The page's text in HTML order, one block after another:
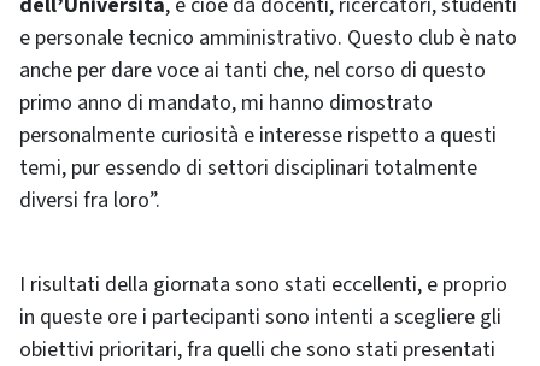
e personale tecnico amministrativo. Questo club è nato
anche per dare voce ai tanti che, nel corso di questo
primo anno di mandato, mi hanno dimostrato
personalmente curiosità e interesse rispetto a questi
temi, pur essendo di settori disciplinari totalmente
diversi fra loro”.
I risultati della giornata sono stati eccellenti, e proprio
in queste ore i partecipanti sono intenti a scegliere gli
obiettivi prioritari, fra quelli che sono stati presentati